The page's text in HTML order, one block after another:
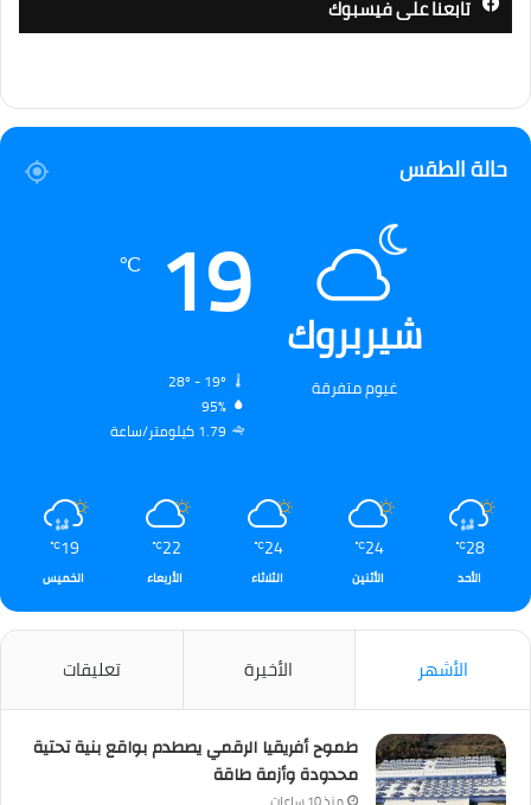
تابعنا على فيسبوك
حالة الطقس
شيربروك
غيوم متفرقة
19
℃
95%
1.79 كيلومتر/ساعة
28
℃
الأحد
24
℃
الأثنين
24
℃
الثلاثاء
22
℃
الأربعاء
19
℃
الخميس
الأشهر الأخيرة تعليقات
طموح أفريقيا الرقمي يصطدم بواقع بنية تحتية
محدودة وأزمة طاقة